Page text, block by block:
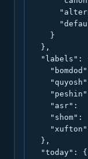
    }
  },
"labels":
"asr":
"shom":
  },
  "today": {